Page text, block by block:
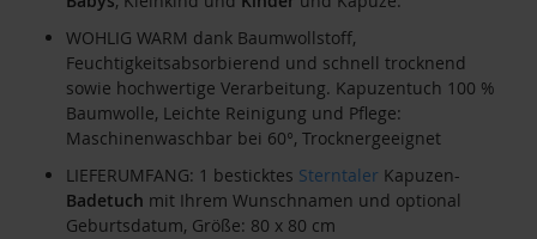
WOHLIG WARM dank Baumwollstoff,
Feuchtigkeitsabsorbierend und schnell trocknend
sowie hochwertige Verarbeitung. Kapuzentuch 100 %
Baumwolle, Leichte Reinigung und Pflege:
Maschinenwaschbar bei 60°, Trocknergeeignet
LIEFERUMFANG: 1 besticktes Sterntaler Kapuzen-
Badetuch mit Ihrem Wunschnamen und optional
Geburtsdatum, Größe: 80 x 80 cm